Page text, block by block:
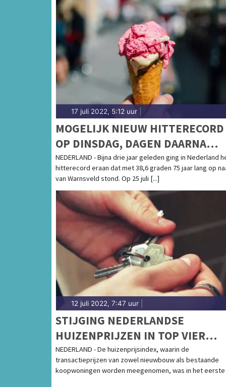
17 juli 2022, 5:12 uur
MOGELIJK NIEUW HITTERECORD
OP DINSDAG, DAGEN DAARNA
KOELER
NEDERLAND - Bijna drie jaar geleden ging in Nederland
hitterecord eraan dat met 38,6 graden 75 jaar lang op
van Warnsveld stond. Op 25 juli [...]
12 juli 2022, 7:47 uur
STIJGING NEDERLANDSE
HUIZENPRIJZEN IN TOP VIER
EUROPESE UNIE
NEDERLAND - De huizenprijsindex, waarin de
transactieprijzen van zowel nieuwbouw als bestaande
koopwoningen worden meegenomen, was in het eerste